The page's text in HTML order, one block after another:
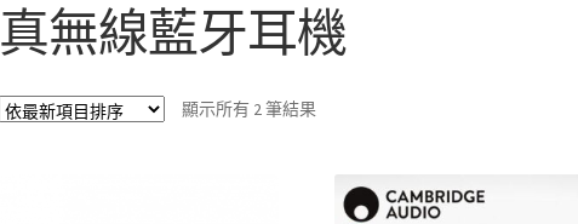
真無線藍牙耳機
顯示所有 2 筆結果依